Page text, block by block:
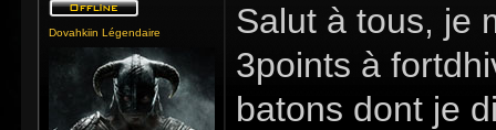
Dovahkiin Légendaire
Salut à tous, je
3points à
batons dont je